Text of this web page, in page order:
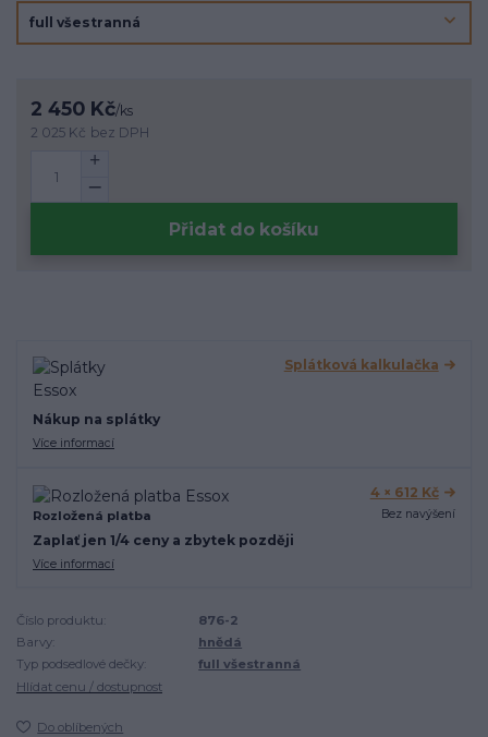
2 450 Kč/ks
2 025 Kč bez DPH
Přidat do košíku
Splátková kalkulačka
Nákup na splátky
Více informací
Rozložená platba
4 × 612 Kč
Bez navýšení
Zaplať jen 1/4 ceny a zbytek později
Více informací
Číslo produktu:
876-2
Barvy:
hnědá
Typ podsedlové dečky:
full všestranná
Hlídat cenu / dostupnost
Do oblíbených